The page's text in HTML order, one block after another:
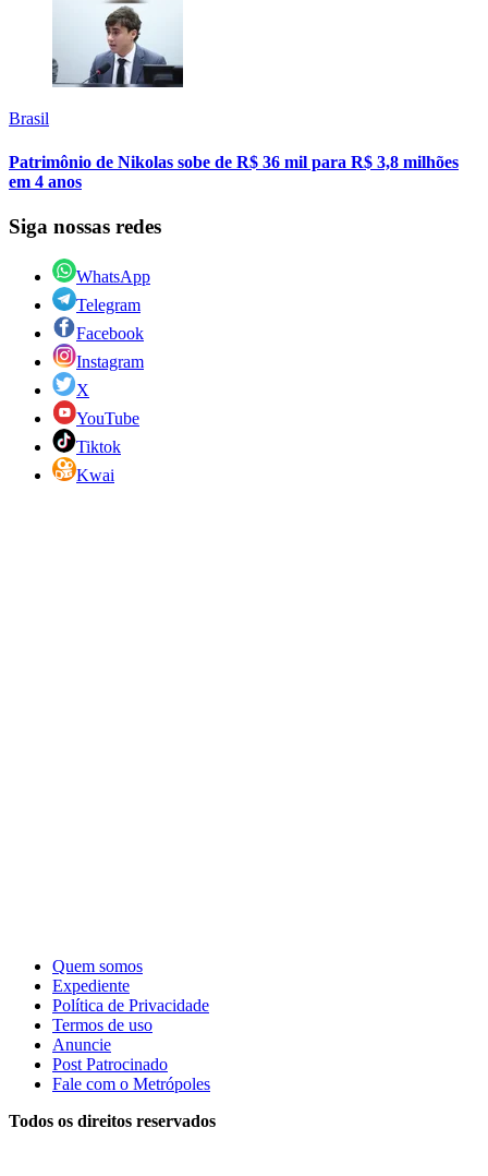
Brasil
Patrimônio de Nikolas sobe de R$ 36 mil para R$ 3,8 milhões
em 4 anos
Siga nossas redes
WhatsApp
Telegram
Facebook
Instagram
X
YouTube
Tiktok
Kwai
Quem somos
Expediente
Política de Privacidade
Termos de uso
Anuncie
Post Patrocinado
Fale com o Metrópoles
Todos os direitos reservados